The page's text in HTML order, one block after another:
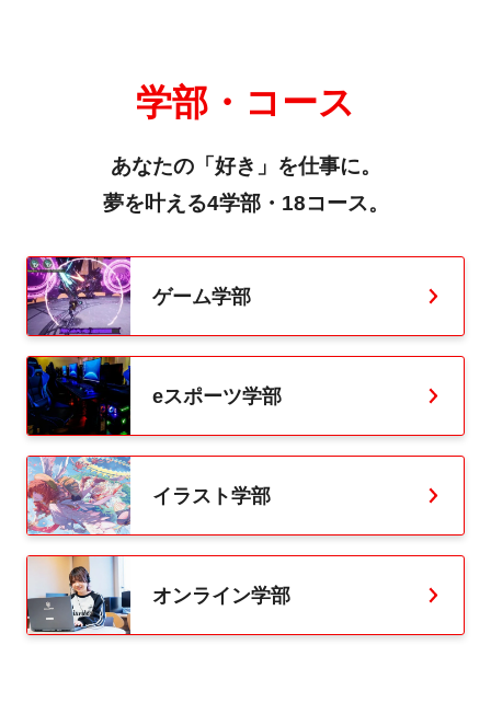
学部・コース
あなたの「好き」を仕事に。
夢を叶える4学部・18コース。
ゲーム学部
eスポーツ学部
イラスト学部
オンライン学部